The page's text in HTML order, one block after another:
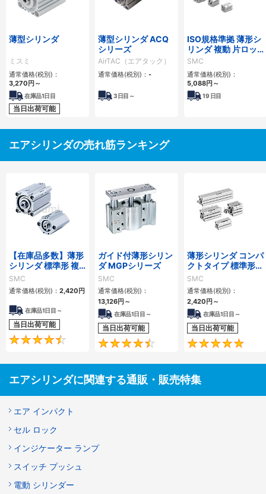
薄型シリンダ
ミスミ
通常価格(税別)：
3,270 円 ～
在庫品1日目
当日出荷可能
薄型シリンダ ACQ
シリーズ
AirTAC（エアタック）
通常価格(税別)： -
3日目～
ISO規格準拠 薄形シ
リンダ 複動 片ロッ
ド C55シリーズ
SMC
通常価格(税別)：
5,088円 ～
19 日目
エアシリンダの売れ筋ランキング
【在庫品多数】薄形
シリンダ 標準形 複
動・片ロッド CQ2
シリーズ
SMC
通常価格(税別)： 2,420 円
在庫品1日目～
当日出荷可能
4.5
ガイド付薄形シリン
ダ MGPシリーズ
SMC
通常価格(税別)：
13,126円 ～
在庫品1日目～
当日出荷可能
4.6
薄形シリンダ コンパ
クトタイプ 標準形
複動 片ロッド CQS
シリーズ
SMC
通常価格(税別)：
2,420 円 ～
在庫品1日目～
当日出荷可能
エアシリンダに関連する通販・販売特集
エア インパクト
セル ロック
インジケーター ランプ
スイッチ プッシュ
電動 シリンダー